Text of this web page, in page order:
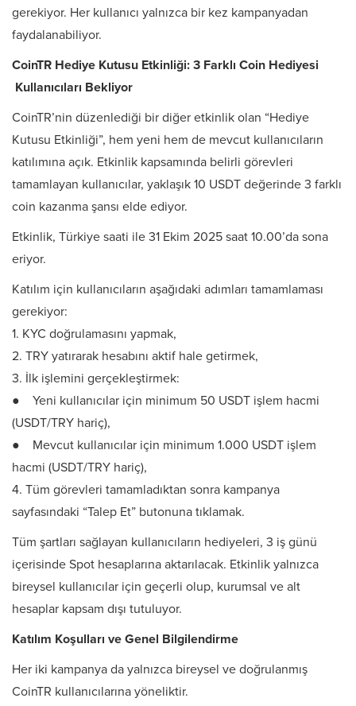
gerekiyor. Her kullanıcı yalnızca bir kez kampanyadan
faydalanabiliyor.
CoinTR Hediye Kutusu Etkinliği: 3 Farklı Coin Hediyesi
Kullanıcıları Bekliyor
CoinTR’nin düzenlediği bir diğer etkinlik olan “Hediye
Kutusu Etkinliği”, hem yeni hem de mevcut kullanıcıların
katılımına açık. Etkinlik kapsamında belirli görevleri
tamamlayan kullanıcılar, yaklaşık 10 USDT değerinde 3 farklı
coin kazanma şansı elde ediyor.
Etkinlik, Türkiye saati ile 31 Ekim 2025 saat 10.00’da sona
eriyor.
Katılım için kullanıcıların aşağıdaki adımları tamamlaması
gerekiyor:
1.⁠ ⁠KYC doğrulamasını yapmak,
2.⁠ ⁠TRY yatırarak hesabını aktif hale getirmek,
3.⁠ ⁠İlk işlemini gerçekleştirmek:
● Yeni kullanıcılar için minimum 50 USDT işlem hacmi
(USDT/TRY hariç),
● Mevcut kullanıcılar için minimum 1.000 USDT işlem
hacmi (USDT/TRY hariç),
4.⁠ ⁠Tüm görevleri tamamladıktan sonra kampanya
sayfasındaki “Talep Et” butonuna tıklamak.
Tüm şartları sağlayan kullanıcıların hediyeleri, 3 iş günü
içerisinde Spot hesaplarına aktarılacak. Etkinlik yalnızca
bireysel kullanıcılar için geçerli olup, kurumsal ve alt
hesaplar kapsam dışı tutuluyor.
Katılım Koşulları ve Genel Bilgilendirme
Her iki kampanya da yalnızca bireysel ve doğrulanmış
CoinTR kullanıcılarına yöneliktir.